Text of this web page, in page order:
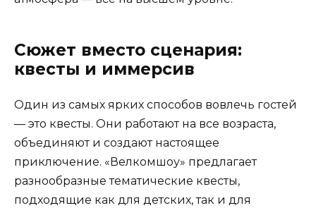
Сюжет вместо сценария:
квесты и иммерсив
Один из самых ярких способов вовлечь гостей
— это квесты. Они работают на все возраста,
объединяют и создают настоящее
приключение. «Велкомшоу» предлагает
разнообразные тематические квесты,
подходящие как для детских, так и для